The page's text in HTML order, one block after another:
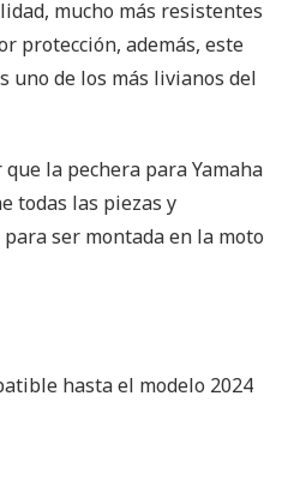
mucho más resistentes
protección, además, este
uno de los más livianos del
la pechera para Yamaha
todas las piezas y
ser montada en la moto
hasta el modelo 2024